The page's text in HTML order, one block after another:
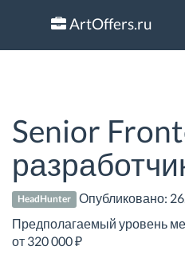
ArtOffers.ru
Senior
HeadHunter Опубликовано:
Предполагаемый уровень
от 320 000 ₽